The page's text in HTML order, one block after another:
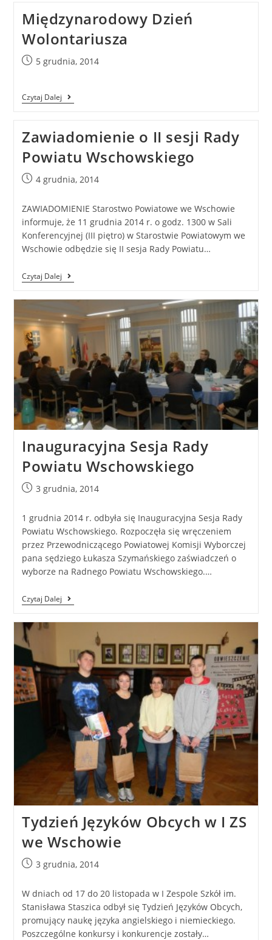
Międzynarodowy Dzień
Wolontariusza
5 grudnia, 2014
Czytaj Dalej
Zawiadomienie o II sesji Rady
Powiatu Wschowskiego
4 grudnia, 2014
ZAWIADOMIENIE Starostwo Powiatowe we Wschowie
informuje, że 11 grudnia 2014 r. o godz. 1300 w Sali
Konferencyjnej (III piętro) w Starostwie Powiatowym we
Wschowie odbędzie się II sesja Rady Powiatu…
Czytaj Dalej
Inauguracyjna Sesja Rady
Powiatu Wschowskiego
3 grudnia, 2014
1 grudnia 2014 r. odbyła się Inauguracyjna Sesja Rady
Powiatu Wschowskiego. Rozpoczęła się wręczeniem
przez Przewodniczącego Powiatowej Komisji Wyborczej
pana sędziego Łukasza Szymańskiego zaświadczeń o
wyborze na Radnego Powiatu Wschowskiego.…
Czytaj Dalej
Tydzień Języków Obcych w I ZS
we Wschowie
3 grudnia, 2014
W dniach od 17 do 20 listopada w I Zespole Szkół im.
Stanisława Staszica odbył się Tydzień Języków Obcych,
promujący naukę języka angielskiego i niemieckiego.
Poszczególne konkursy i konkurencje zostały…